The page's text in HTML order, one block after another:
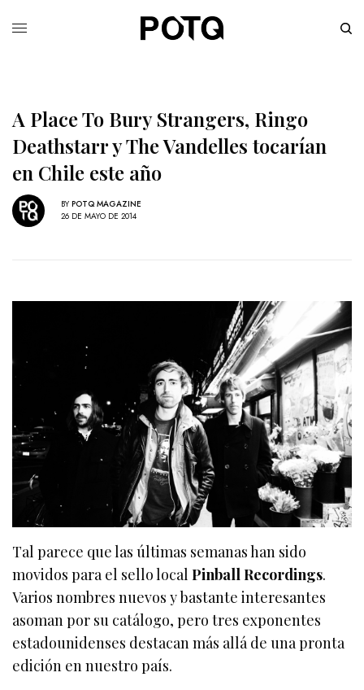
A Place To Bury Strangers, Ringo
Deathstarr y The Vandelles tocarían
en Chile este año
BY POTQ MAGAZINE
26 DE MAYO DE 2014
Tal parece que las últimas semanas han sido
movidos para el sello localPinball Recordings.
Varios nombres nuevos y bastante interesantes
asoman por su catálogo, pero tres exponentes
estadounidenses destacan más allá de una pronta
edición en nuestro país.